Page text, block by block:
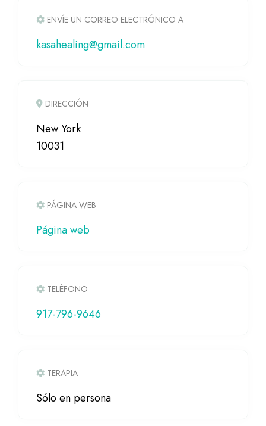
ENVÍE UN CORREO ELECTRÓNICO A
kasahealing@gmail.com
DIRECCIÓN
New York
10031
PÁGINA WEB
Página web
TELÉFONO
917-796-9646
TERAPIA
Sólo en persona